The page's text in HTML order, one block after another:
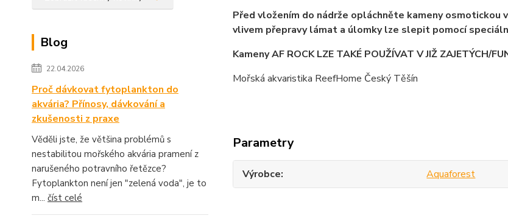
Blog
22.04.2026
Proč dávkovat fytoplankton do
akvária? Přínosy, dávkování a
zkušenosti z praxe
Věděli jste, že většina problémů s
nestabilitou mořského akvária pramení z
narušeného potravního řetězce?
Fytoplankton není jen "zelená voda", je to
m... číst celé
Před vložením do nádrže opláchněte kameny
vlivem přepravy lámat a úlomky lze slepit pomocí
Kameny AF ROCK LZE TAKÉ POUŽÍVAT V JIŽ ZAJETÝCH/
Mořská akvaristika ReefHome Český Těšín
Parametry
Výrobce Aquaforest